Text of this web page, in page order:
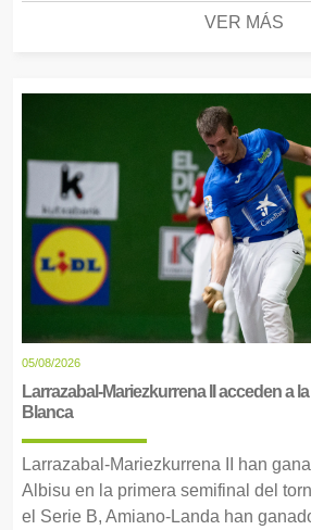
VER MÁS
05/08/2026
Larrazabal-Mariezkurrena II acceden a
Blanca
Larrazabal-Mariezkurrena II han
Albisu en la primera semifinal del
el Serie B, Amiano-Landa han